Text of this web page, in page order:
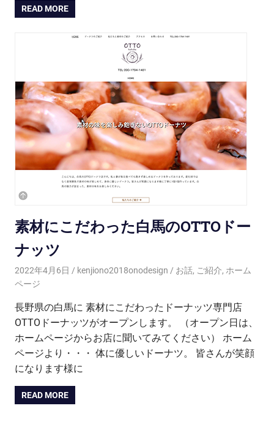
READ MORE
素材にこだわった白馬のOTTOドー
ナッツ
2022年4月6日 kenjiono2018onodesign お話, ご紹介, ホーム
ページ
長野県の白馬に 素材にこだわったドーナッツ専門店
OTTOドーナッツがオープンします。 （オープン日は、
ホームページからお店に聞いてみてください） ホーム
ページより・・・ 体に優しいドーナツ。 皆さんが笑顔
になります様に
READ MORE